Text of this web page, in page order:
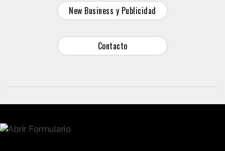
New Business y Publicidad
Contacto
© 2026 Reason Why
Dirección: